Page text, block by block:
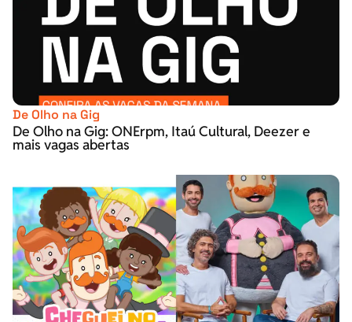
De Olho na Gig
De Olho na Gig: ONErpm, Itaú Cultural, Deezer e
mais vagas abertas